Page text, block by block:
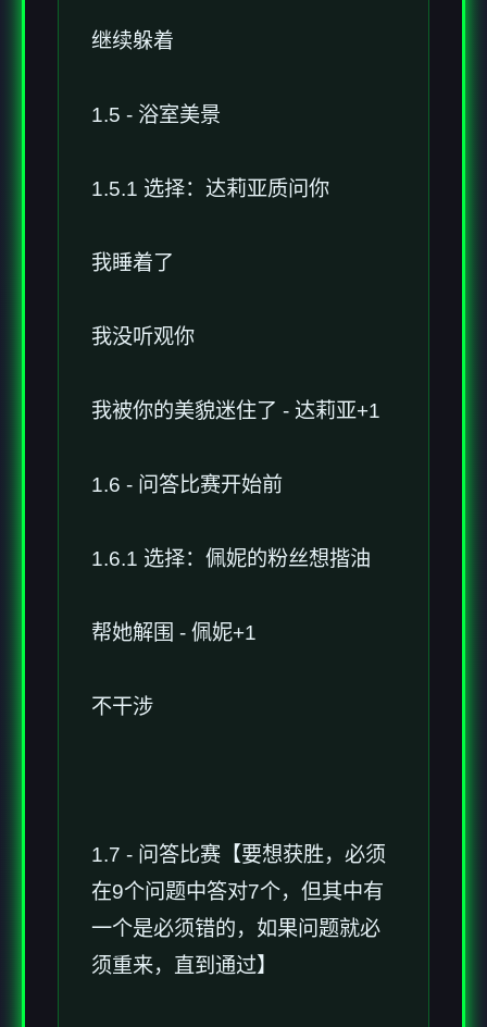
继续躲着
1.5 - 浴室美景
1.5.1 选择：达莉亚质问你
我睡着了
我没听观你
我被你的美貌迷住了 - 达莉亚+1
1.6 - 问答比赛开始前
1.6.1 选择：佩妮的粉丝想揩油
帮她解围 - 佩妮+1
不干涉
1.7 - 问答比赛【要想获胜，必须
在9个问题中答对7个，但其中有
一个是必须错的，如果问题就必
须重来，直到通过】